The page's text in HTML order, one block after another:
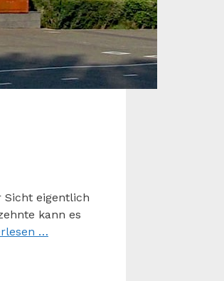
Sicht eigentlich
kann es
…